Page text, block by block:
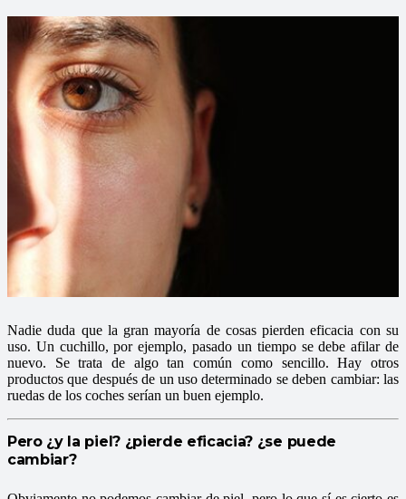
Nadie duda que la gran mayoría de cosas pierden eficacia con su
uso. Un cuchillo, por ejemplo, pasado un tiempo se debe afilar de
nuevo. Se trata de algo tan común como sencillo. Hay otros
productos que después de un uso determinado se deben cambiar: las
ruedas de los coches serían un buen ejemplo.
Pero ¿y la piel? ¿pierde eficacia? ¿se puede
cambiar?